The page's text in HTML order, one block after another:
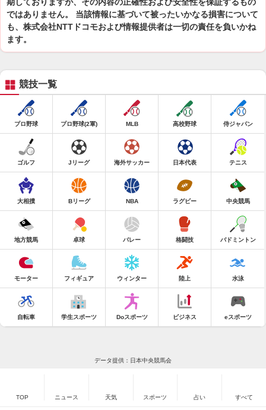
ではありません。 当該情報に基づいて被ったいかなる損害について
も、株式会社NTTドコモおよび情報提供者は一切の責任を負いかね
ます。
競技一覧
プロ野球 プロ野球(2軍) MLB 高校野球 侍ジャパン
ゴルフ Jリーグ 海外サッカー 日本代表 テニス
大相撲 Bリーグ NBA ラグビー 中央競馬
地方競馬 卓球 バレー 格闘技 バドミントン
モーター フィギュア ウィンター 陸上 水泳
自転車 学生スポーツ Doスポーツ ビジネス eスポーツ
データ提供：日本中央競馬会
TOP ニュース 天気 スポーツ 占い すべて